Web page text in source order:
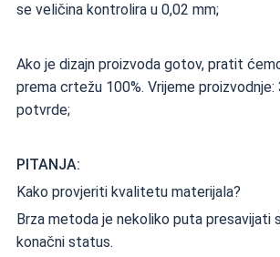
se veličina kontrolira u 0,02 mm;
Ako je dizajn proizvoda gotov, pratit
prema crtežu 100%. Vrijeme proizvodnje:
potvrde;
PITANJA:
Kako provjeriti kvalitetu materijala?
Brza metoda je nekoliko puta presavijati
konačni status.